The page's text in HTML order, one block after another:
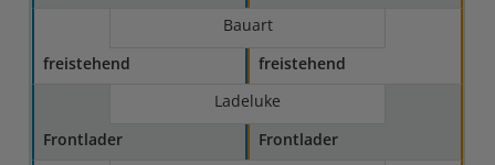
Bauart
freistehend
freistehend
Ladeluke
Frontlader
Frontlader